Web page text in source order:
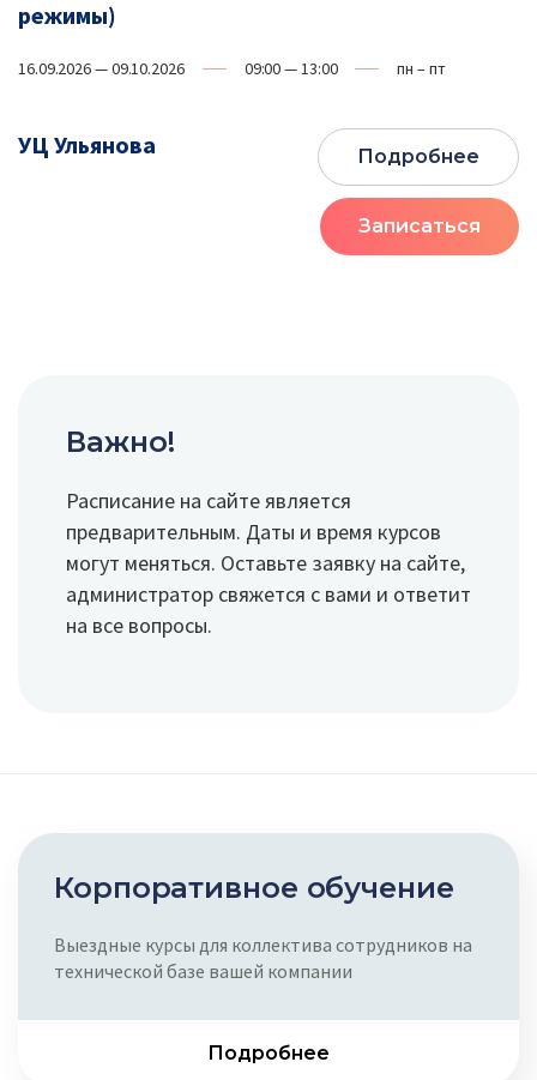
режимы)
16.09.2026 — 09.10.2026 09:00 — 13:00 пн – пт
УЦ Ульянова Подробнее
Записаться
Важно!
Расписание на сайте является
предварительным. Даты и время курсов
могут меняться. Оставьте заявку на сайте,
администратор свяжется с вами и ответит
на все вопросы.
Корпоратив­ное обучение
Выездные курсы для коллектива сотрудников на
технической базе вашей компании
Подробнее